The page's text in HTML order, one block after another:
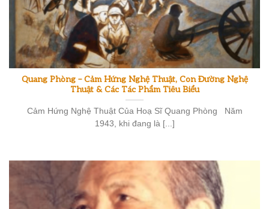
Quang Phòng – Cảm Hứng Nghệ Thuật, Con Đường Nghệ
Thuật & Các Tác Phẩm Tiêu Biểu
Cảm Hứng Nghệ Thuật Của Hoạ Sĩ Quang Phòng Năm
1943, khi đang là [...]